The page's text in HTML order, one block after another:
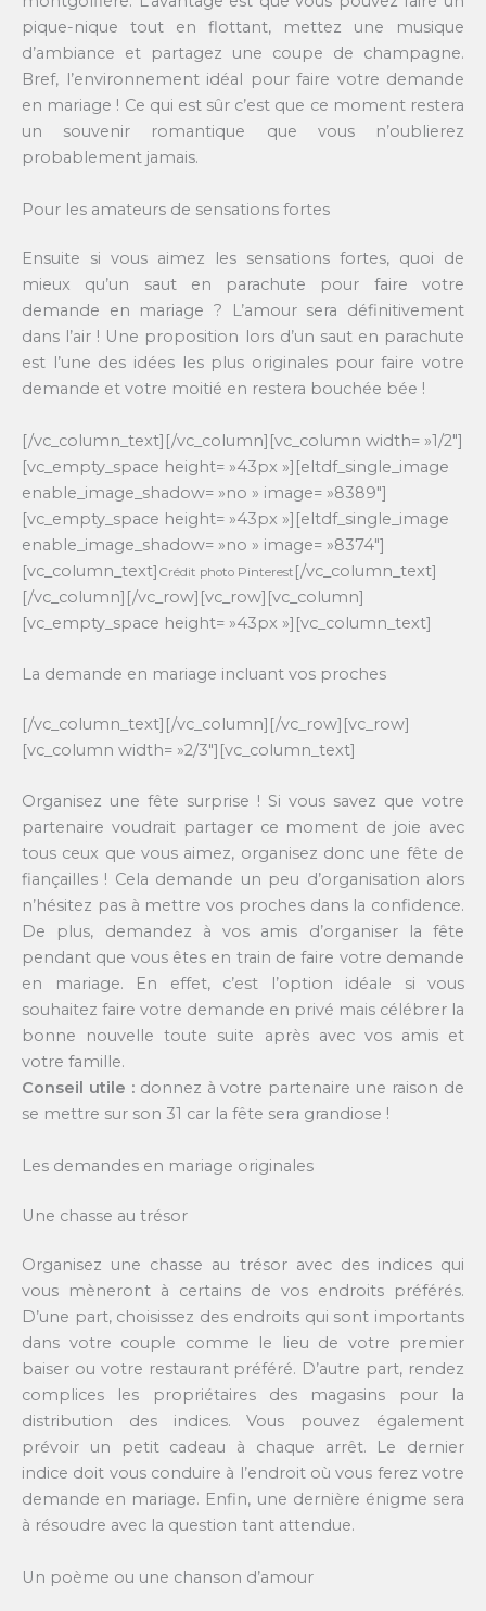
pique-nique tout en flottant, mettez une musique
d’ambiance et partagez une coupe de champagne.
Bref, l’environnement idéal pour faire votre demande
en mariage ! Ce qui est sûr c’est que ce moment restera
un souvenir romantique que vous n’oublierez
probablement jamais.
Pour les amateurs de sensations fortes
Ensuite si vous aimez les sensations fortes, quoi de
mieux qu’un saut en parachute pour faire votre
demande en mariage ? L’amour sera définitivement
dans l’air ! Une proposition lors d’un saut en parachute
est l’une des idées les plus originales pour faire votre
demande et votre moitié en restera bouchée bée !
[/vc_column_text][/vc_column][vc_column width= »1/2″]
[vc_empty_space height= »43px »][eltdf_single_image
enable_image_shadow= »no » image= »8389″]
[vc_empty_space height= »43px »][eltdf_single_image
enable_image_shadow= »no » image= »8374″]
[vc_column_text] Crédit photo Pinterest [/vc_column_text]
[/vc_column][/vc_row][vc_row][vc_column]
[vc_empty_space height= »43px »][vc_column_text]
La demande en mariage incluant vos proches
[/vc_column_text][/vc_column][/vc_row][vc_row]
[vc_column width= »2/3″][vc_column_text]
Organisez une fête surprise ! Si vous savez que votre
partenaire voudrait partager ce moment de joie avec
tous ceux que vous aimez, organisez donc une fête de
fiançailles ! Cela demande un peu d’organisation alors
n’hésitez pas à mettre vos proches dans la confidence.
De plus, demandez à vos amis d’organiser la fête
pendant que vous êtes en train de faire votre demande
en mariage. En effet, c’est l’option idéale si vous
souhaitez faire votre demande en privé mais célébrer la
bonne nouvelle toute suite après avec vos amis et
votre famille.
Conseil utile :donnez à votre partenaire une raison de
se mettre sur son 31 car la fête sera grandiose !
Les demandes en mariage originales
Une chasse au trésor
Organisez une chasse au trésor avec des indices qui
vous mèneront à certains de vos endroits préférés.
D’une part, choisissez des endroits qui sont importants
dans votre couple comme le lieu de votre premier
baiser ou votre restaurant préféré. D’autre part, rendez
complices les propriétaires des magasins pour la
distribution des indices. Vous pouvez également
prévoir un petit cadeau à chaque arrêt. Le dernier
indice doit vous conduire à l’endroit où vous ferez votre
demande en mariage. Enfin, une dernière énigme sera
à résoudre avec la question tant attendue.
Un poème ou une chanson d’amour